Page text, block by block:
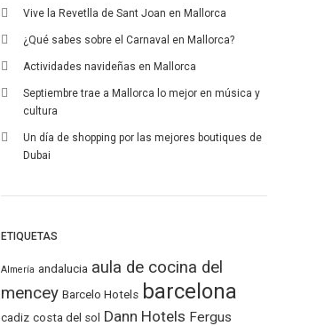
Vive la Revetlla de Sant Joan en Mallorca
¿Qué sabes sobre el Carnaval en Mallorca?
Actividades navideñas en Mallorca
Septiembre trae a Mallorca lo mejor en música y
cultura
Un día de shopping por las mejores boutiques de
Dubai
ETIQUETAS
Almería andalucia aula de cocina del
mencey Barcelo Hotels barcelona
cadiz costa del sol Dann Hotels Fergus